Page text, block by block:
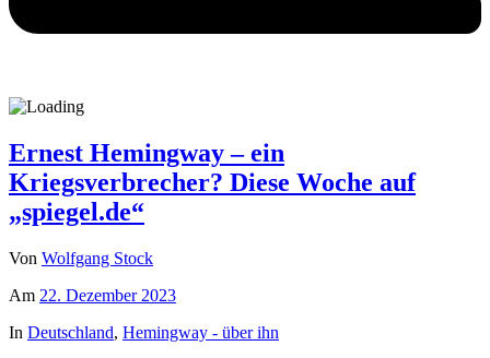
Ernest Hemingway – ein
Kriegsverbrecher? Diese Woche auf
„spiegel.de“
Von Wolfgang Stock
Am 22. Dezember 2023
In Deutschland, Hemingway - über ihn